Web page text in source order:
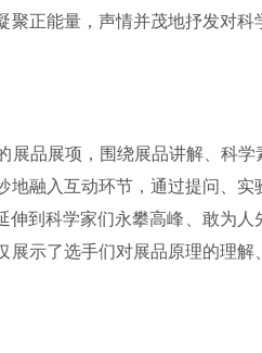
正能量，声情并茂地抒发对科
品展项，围绕展品讲解、科
融入互动环节，通过提问、
伸到科学家们永攀高峰、敢为人
示了选手们对展品原理的理解